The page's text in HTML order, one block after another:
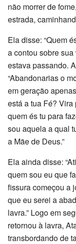
não morrer de
estrada,
Ela disse: “Quem
a contou sobre
estava passando.
“Abandonarias o
em geração
está a tua Fé? Vira
quem és tu para
sou aquela a qual
a Mãe de Deus.”
Ela ainda disse:
quem sou eu que
fissura começou a
que eu serei a
lavra.” Logo em
retornou à lavra,
transbordando de